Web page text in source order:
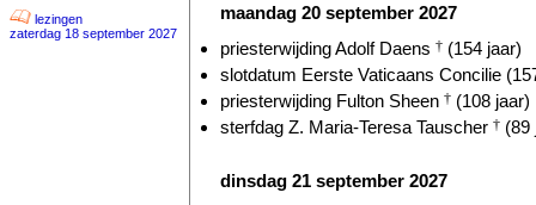
lezingen
zaterdag 18 september 2027
maandag 20 september 2027
priesterwijding Adolf Daens † (154 jaar)
slotdatum Eerste Vaticaans Concilie
priesterwijding Fulton Sheen † (108 jaar)
sterfdag Z. Maria-Teresa Tauscher † (89
dinsdag 21 september 2027